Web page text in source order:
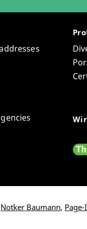
Notker Baumann, Page-